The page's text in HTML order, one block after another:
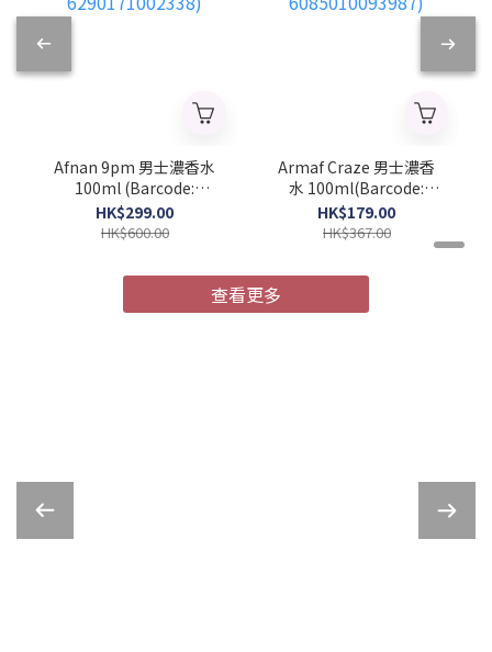
Afnan 9pm 男士濃香水
100ml (Barcode:
6290171002338)
HK$299.00
HK$600.00
Armaf Craze 男士濃香
水 100ml(Barcode:
6085010093987)
HK$179.00
HK$367.00
查看更多